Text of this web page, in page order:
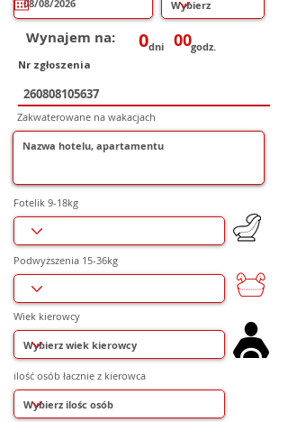
r
e
d
Wynajem na: 0dni 00godz.
Nr zgłoszenia
Zakwaterowane na wakacjach
Fotelik 9-18kg
Podwyższenia 15-36kg
Wiek kierowcy
ilość osób łacznie z kierowca